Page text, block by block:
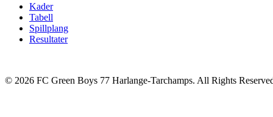
Kader
Tabell
Spillplang
Resultater
© 2026 FC Green Boys 77 Harlange-Tarchamps. All Rights